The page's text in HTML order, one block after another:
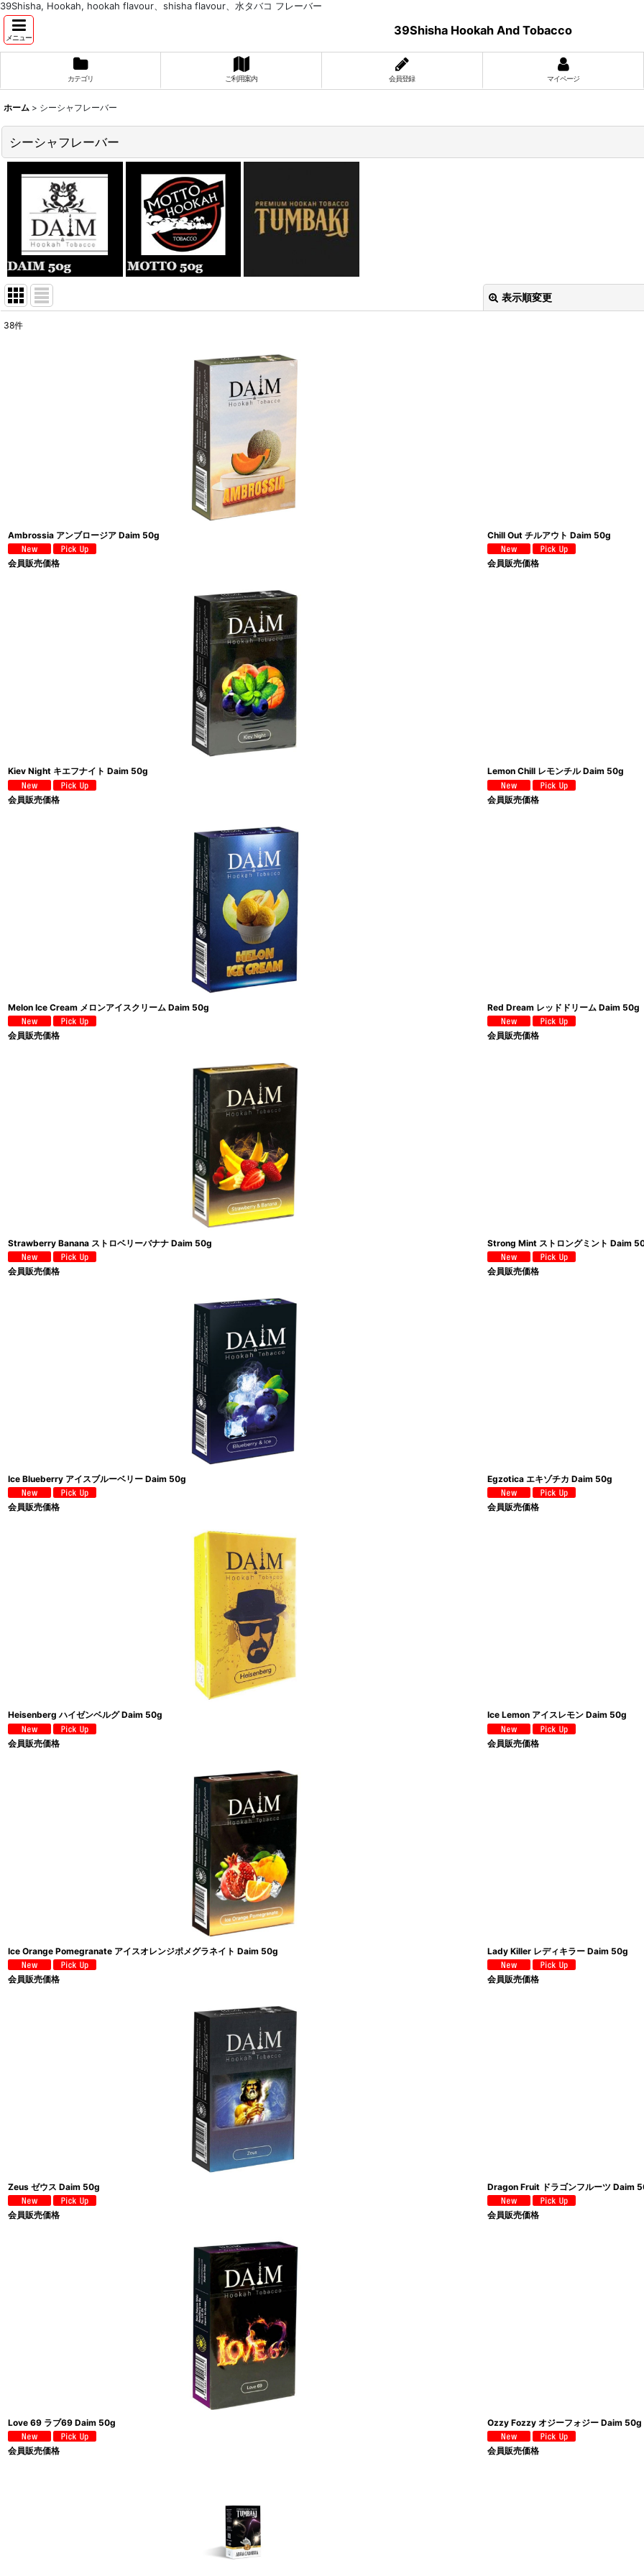
39Shisha, Hookah, hookah flavour、shisha flavour、水タバコ フレーバー
メニュー
39Shisha Hookah And Tobacco
カテゴリ ご利用案内 会員登録 マイページ
ホーム > シーシャフレーバー
シーシャフレーバー
表示順変更
38件
Ambrossia アンブロージア Daim 50g
会員販売価格
Chill Out チルアウト Daim 50g
会員販売価格
Kiev Night キエフナイト Daim 50g
会員販売価格
Lemon Chill レモンチル Daim 50g
会員販売価格
Melon Ice Cream メロンアイスクリーム Daim 50g
会員販売価格
Red Dream レッドドリーム Daim 50g
会員販売価格
Strawberry Banana ストロベリーバナナ Daim 50g
会員販売価格
Strong Mint ストロングミント Daim
会員販売価格
Ice Blueberry アイスブルーベリー Daim 50g
会員販売価格
Egzotica エキゾチカ Daim 50g
会員販売価格
Heisenberg ハイゼンベルグ Daim 50g
会員販売価格
Ice Lemon アイスレモン Daim 50g
会員販売価格
Ice Orange Pomegranate アイスオレンジポメグラネイト Daim 50g
会員販売価格
Lady Killer レディキラー Daim 50g
会員販売価格
Zeus ゼウス Daim 50g
会員販売価格
Dragon Fruit ドラゴンフルーツ Daim
会員販売価格
Love 69 ラブ69 Daim 50g
会員販売価格
Ozzy Fozzy オジーフォジー Daim 50g
会員販売価格